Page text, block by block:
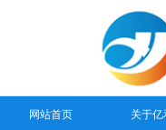
网站首页 关于亿